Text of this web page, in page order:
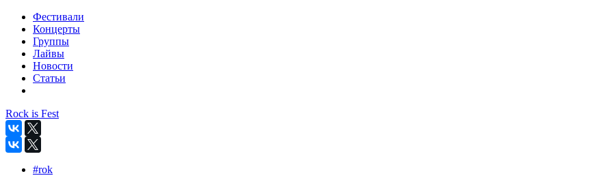
Фестивали
Концерты
Группы
Лайвы
Новости
Статьи
Rock is Fest
#rok